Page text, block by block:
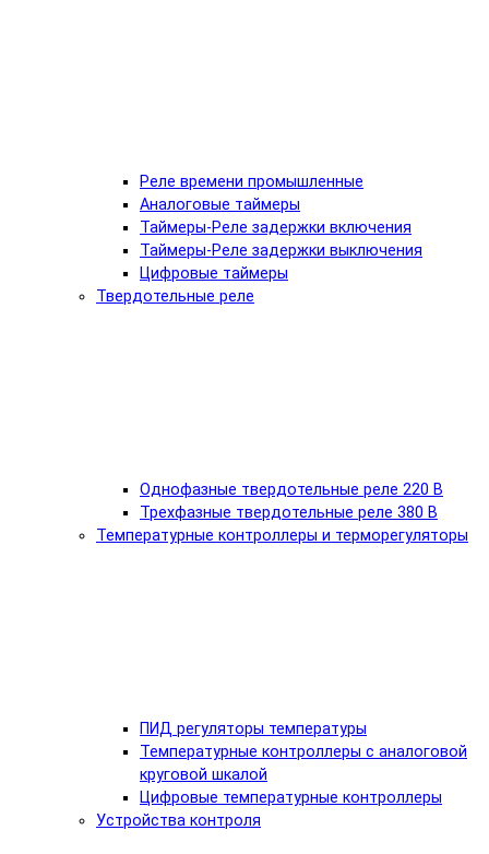
Реле времени промышленные
Аналоговые таймеры
Таймеры-Реле задержки включения
Таймеры-Реле задержки выключения
Цифровые таймеры
Твердотельные реле
Однофазные твердотельные реле 220 В
Трехфазные твердотельные реле 380 В
Температурные контроллеры и терморегуляторы
ПИД регуляторы температуры
Температурные контроллеры с аналоговой
круговой шкалой
Цифровые температурные контроллеры
Устройства контроля